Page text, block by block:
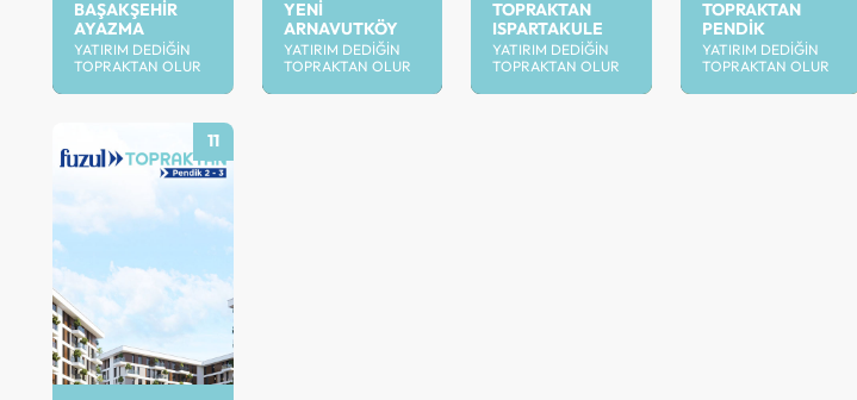
BAŞAKŞEHIR
AYAZMA
YATIRIM DEDIĞIN
TOPRAKTAN OLUR
YENI
ARNAVUTKÖY
YATIRIM DEDIĞIN
TOPRAKTAN OLUR
TOPRAKTAN
ISPARTAKULE
YATIRIM DEDIĞIN
TOPRAKTAN OLUR
TOPRAKTAN
PENDIK
YATIRIM DEDIĞIN
TOPRAKTAN OLUR
11